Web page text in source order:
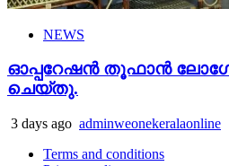
NEWS
ഓപ്പറേഷൻ തൂഫാൻ
ചെയ്തു.
3 days ago adminweonekeralaonline
Terms and conditions